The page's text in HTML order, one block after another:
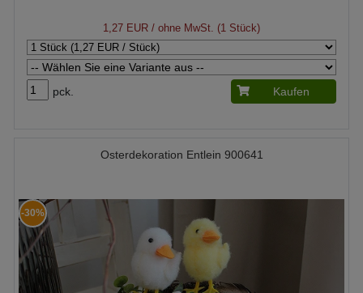
1,27 EUR / ohne MwSt. (1 Stück)
pck. Kaufen
Osterdekoration Entlein 900641
-30%